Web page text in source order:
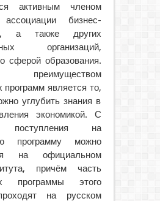
активным членом
ассоциации бизнес-
а также других
организаций,
сферой образования.
преимуществом
программ является то,
углубить знания в
экономикой. С
поступления на
программу можно
на официальном
причём часть
программы этого
на русском